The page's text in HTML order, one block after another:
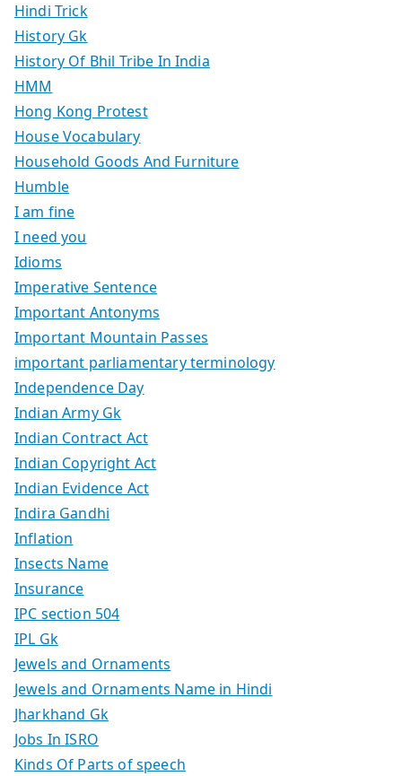
Hindi Trick
History Gk
History Of Bhil Tribe In India
HMM
Hong Kong Protest
House Vocabulary
Household Goods And Furniture
Humble
I am fine
I need you
Idioms
Imperative Sentence
Important Antonyms
Important Mountain Passes
important parliamentary terminology
Independence Day
Indian Army Gk
Indian Contract Act
Indian Copyright Act
Indian Evidence Act
Indira Gandhi
Inflation
Insects Name
Insurance
IPC section 504
IPL Gk
Jewels and Ornaments
Jewels and Ornaments Name in Hindi
Jharkhand Gk
Jobs In ISRO
Kinds Of Parts of speech